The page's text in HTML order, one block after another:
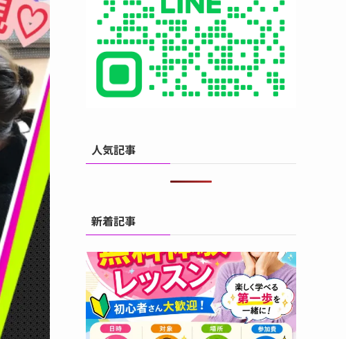
人気記事
新着記事